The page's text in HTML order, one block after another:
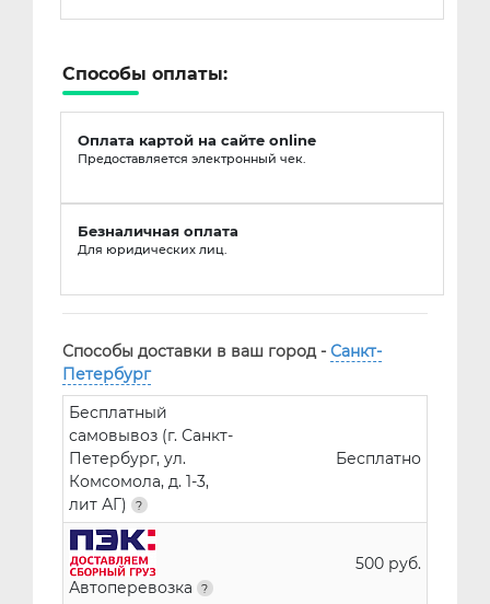
Способы оплаты:
Оплата картой на сайте online
Предоставляется электронный чек.
Безналичная оплата
Для юридических лиц.
Способы доставки в ваш город - Санкт-
Петербург
Бесплатный
самовывоз (г. Санкт-
Петербург, ул.
Комсомола, д. 1-3,
лит АГ)
Бесплатно
Автоперевозка
500 руб.